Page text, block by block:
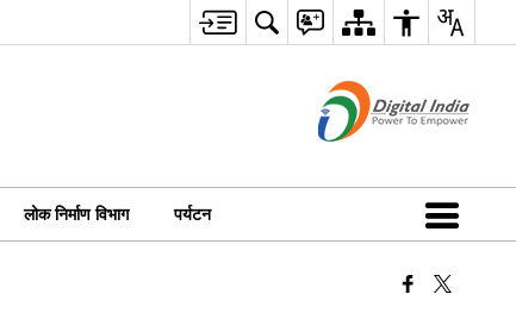
लोक निर्माण विभाग पर्यटन